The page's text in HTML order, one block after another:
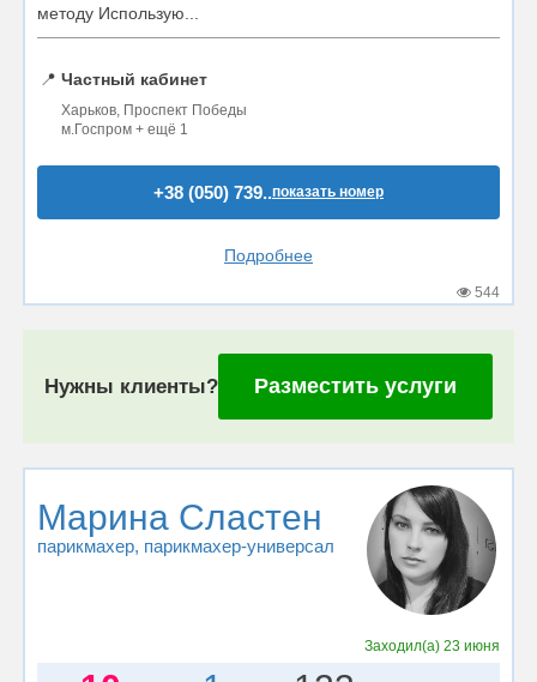
методу Использую...
📍 Частный кабинет
Харьков, Проспект Победы
м.Госпром + ещё 1
+38 (050) 739..показать номер
Подробнее
544
Нужны клиенты? Разместить услуги
Марина Сластен
парикмахер, парикмахер-универсал
Заходил(а) 23 июня